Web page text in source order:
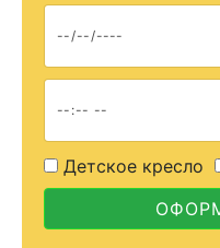
Детское кресло